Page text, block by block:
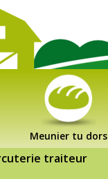
Meunier tu dors
traiteur